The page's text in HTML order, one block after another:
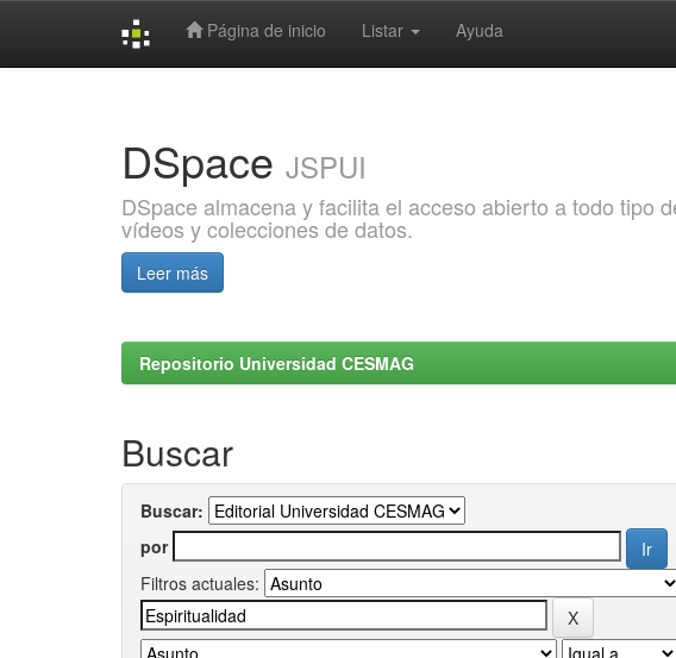
Página de inicio Listar Ayuda
DSpace JSPUI
DSpace almacena y facilita el acceso abierto a todo tipo
vídeos y colecciones de datos.
Leer más
Repositorio Universidad CESMAG
Buscar
Buscar:
por
Filtros actuales: